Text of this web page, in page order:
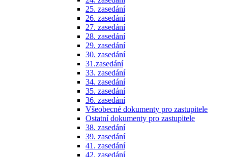
25. zasedání
26. zasedání
27. zasedání
28. zasedání
29. zasedání
30. zasedání
31.zasedání
33. zasedání
34. zasedání
35. zasedání
36. zasedání
Všeobecné dokumenty pro zastupitele
Ostatní dokumenty pro zastupitele
38. zasedání
39. zasedání
41. zasedání
42. zasedání